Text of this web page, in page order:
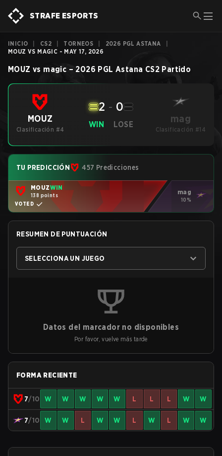
STRAFE ESPORTS
INICIO CS2 TORNEOS 2026 PGL ASTANA
MOUZ VS MAGIC - MAY 17, 2026
MOUZ vs magic – 2026 PGL Astana CS2 Partido
MOUZ
Clasificación #4
WIN
2 - 0
LOSE mag
Clasificación #14
TU PREDICCIÓN 457 Predicciones
MOUZWIN
138 points
VOTED
mag
10%
RESUMEN DE PUNTUACIÓN
SELECCIONA UN JUEGO
Datos del marcador no disponibles
Por favor, vuelve más tarde
FORMA RECIENTE
7/10 W W W W W L L L W W
7/10 W W L W W L W L W W